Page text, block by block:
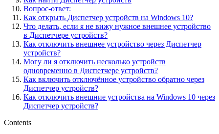
Вопрос-ответ:
Как открыть Диспетчер устройств на Windows 10?
Что делать, если я не вижу нужное внешнее устройство
в Диспетчере устройств?
Как отключить внешнее устройство через Диспетчер
устройств?
Могу ли я отключить несколько устройств
одновременно в Диспетчере устройств?
Как включить отключённое устройство обратно через
Диспетчер устройств?
Как отключить внешние устройства на Windows 10 через
Диспетчер устройств?
Contents